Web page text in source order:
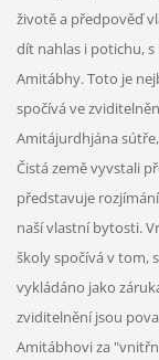
životě a předpověď
dít nahlas i potichu,
Amitábhy. Toto je
spočívá ve
Amitájurdhjána
Čistá země vyvstali
představuje
naší vlastní bytosti.
školy spočívá v tom,
vykládáno jako
zviditelnění jsou
Amitábhovi za